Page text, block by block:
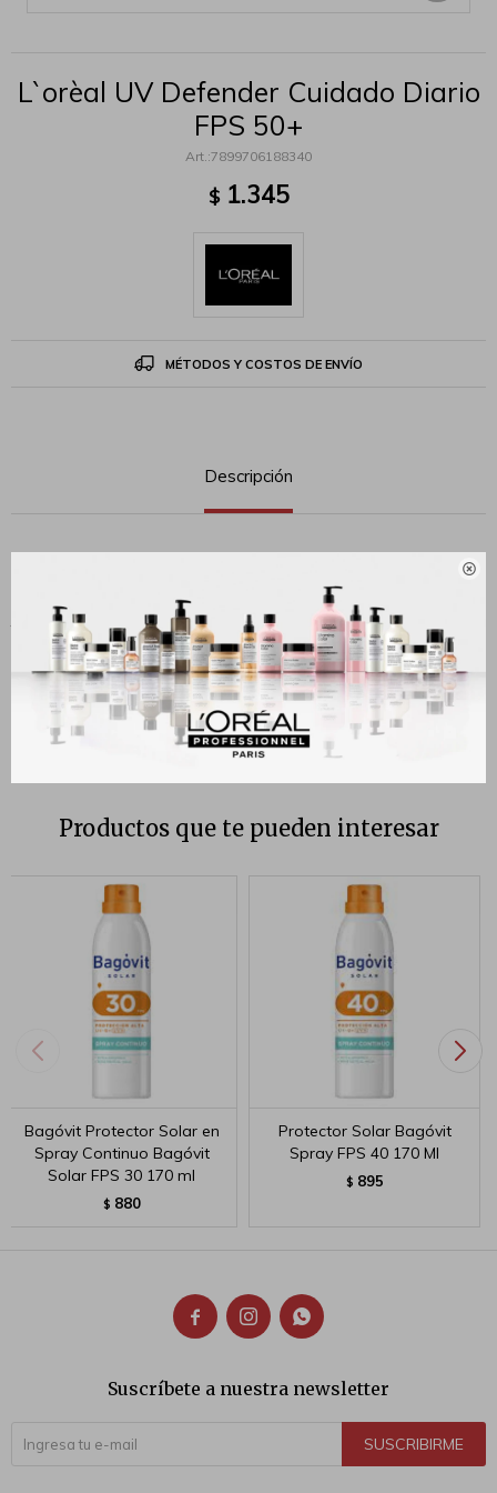

L`orèal UV Defender Cuidado Diario
FPS 50+
7899706188340
$ 1.345
MÉTODOS Y COSTOS DE ENVÍO
Descripción
UV Defender Fluido Invisible cuidado diario anti-fotoenvejecimiento,
te brinda la protección FPS 50+ más invisible con la más alta
resistencia para prevenir los signos de la edad. Su textura es ideal
siendo 11 veces más ligera que un cuidado clásico FPS 50+. Además,
reduce 7 años de manchas solares en 3 meses.
Productos que te pueden interesar
Bagóvit Protector Solar en
Spray Continuo Bagóvit
Solar FPS 30 170 ml
$ 880
Protector Solar Bagóvit
Spray FPS 40 170 Ml
$ 895
  
Suscríbete a nuestra newsletter
SUSCRIBIRME